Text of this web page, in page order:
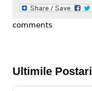
comments
Ultimile Postari